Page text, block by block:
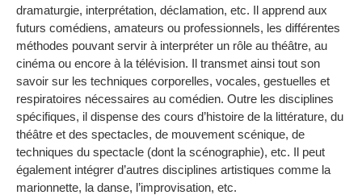
dramaturgie, interprétation, déclamation, etc. Il apprend aux
futurs comédiens, amateurs ou professionnels, les différentes
méthodes pouvant servir à interpréter un rôle au théâtre, au
cinéma ou encore à la télévision. Il transmet ainsi tout son
savoir sur les techniques corporelles, vocales, gestuelles et
respiratoires nécessaires au comédien. Outre les disciplines
spécifiques, il dispense des cours d’histoire de la littérature, du
théâtre et des spectacles, de mouvement scénique, de
techniques du spectacle (dont la scénographie), etc. Il peut
également intégrer d’autres disciplines artistiques comme la
marionnette, la danse, l’improvisation, etc.